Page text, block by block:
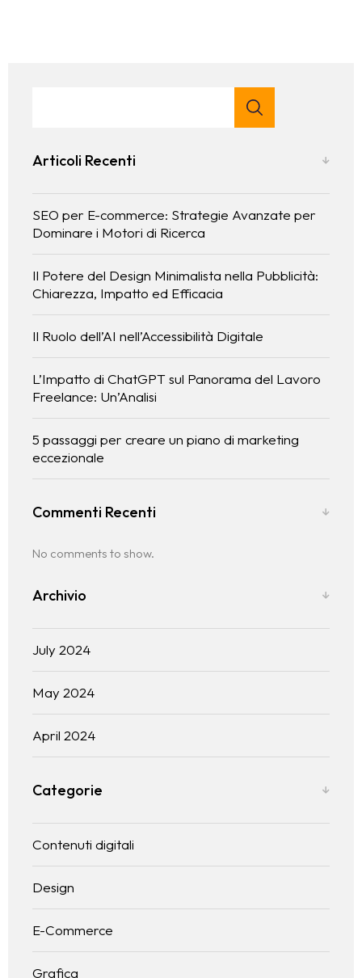
Home
Articoli Recenti
SEO per E-commerce: Strategie Avanzate per
Dominare i Motori di Ricerca
Il Potere del Design Minimalista nella Pubblicità:
Chiarezza, Impatto ed Efficacia
Il Ruolo dell’AI nell’Accessibilità Digitale
L’Impatto di ChatGPT sul Panorama del Lavoro
Freelance: Un’Analisi
5 passaggi per creare un piano di marketing
eccezionale
Commenti Recenti
No comments to show.
Archivio
July 2024
May 2024
April 2024
Categorie
Contenuti digitali
Design
E-Commerce
Grafica